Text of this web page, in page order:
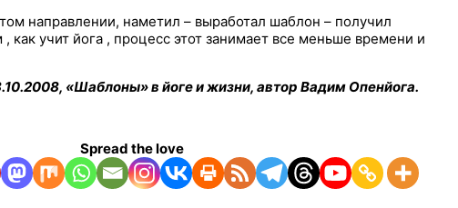
направлении, наметил – выработал шаблон – получил
, как учит йога , процесс этот занимает все меньше времени и
«Шаблоны» в йоге и жизни, автор Вадим Опенйога.
Spread the love